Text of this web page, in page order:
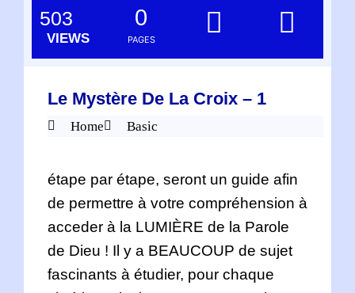
503
VIEWS PAGES
0
Le Mystère De La Croix – 1
Home Basic
étape par étape, seront un guide afin
de permettre à votre compréhension à
acceder à la LUMIÈRE de la Parole
de Dieu ! Il y a BEAUCOUP de sujet
fascinants à étudier, pour chaque